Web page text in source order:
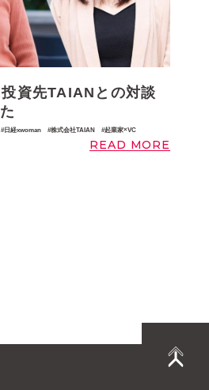
資先TAIANとの対談
日経xwoman 株式会社TAIAN 起業家×VC
READ MORE